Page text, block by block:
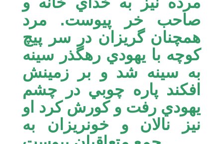
صاحب خر پيوست. مرد
همچنان گريزان در سر پيچ
كوچه با يهودي رهگذر سينه
به سينه شد و بر زمينش
افكند پاره چوبي در چشم
يهودي رفت و كورش كرد او
نيز نالان و خونريزان به